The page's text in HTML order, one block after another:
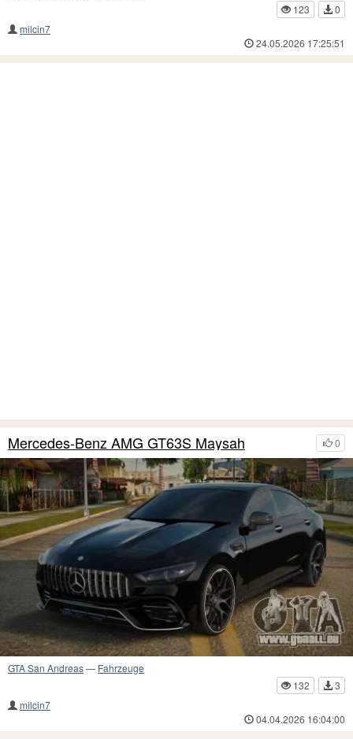
123
0
milcin7
24.05.2026 17:25:51
0
Mercedes-Benz AMG GT63S Maysah
GTA San Andreas— Fahrzeuge
132
3
milcin7
04.04.2026 16:04:00